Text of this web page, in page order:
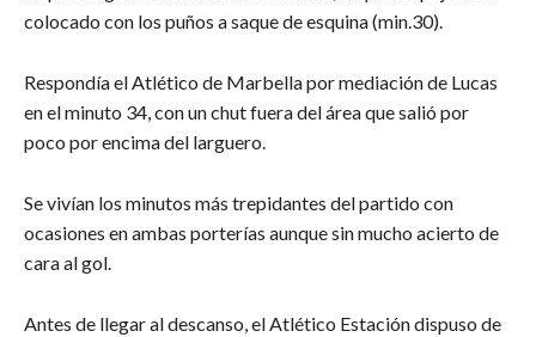
colocado con los puños a saque de esquina (min.30).
Respondía el Atlético de Marbella por mediación de Lucas
en el minuto 34, con un chut fuera del área que salió por
poco por encima del larguero.
Se vivían los minutos más trepidantes del partido con
ocasiones en ambas porterías aunque sin mucho acierto de
cara al gol.
Antes de llegar al descanso, el Atlético Estación dispuso de